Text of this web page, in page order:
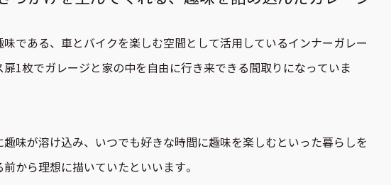
味である、車とバイクを楽しむ空間として活用しているインナーガレー
扉1枚でガレージと家の中を自由に行き来できる間取りになっていま
趣味が溶け込み、いつでも好きな時間に趣味を楽しむといった暮らしを
から理想に描いていたといいます。